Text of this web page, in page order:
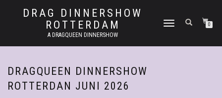
DRAG DINNERSHOW
ROTTERDAM
A DRAGQUEEN DINNERSHOW
SCHAKEL
0
DRAGQUEEN DINNERSHOW
ROTTERDAN JUNI 2026